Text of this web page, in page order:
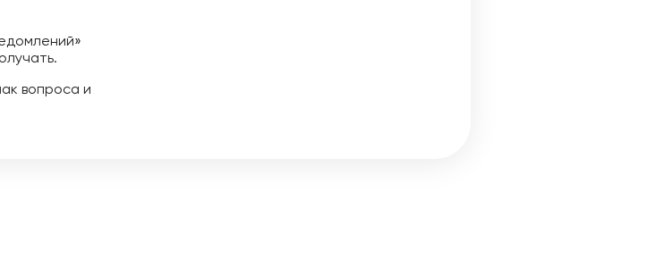
вопроса и